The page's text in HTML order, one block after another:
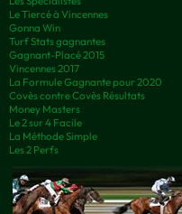
Le Tiercé à Vincennes
Gonna Win
Turf Stats gagnantes
Gagnant-Placé 2015
Vincennes 2017
La Formule Gagnante pour 2020
Covès contre Covès Résultats
Money Masters
Le 2 sur 4 Facile
La Méthode Simple
Les 2 Perfs